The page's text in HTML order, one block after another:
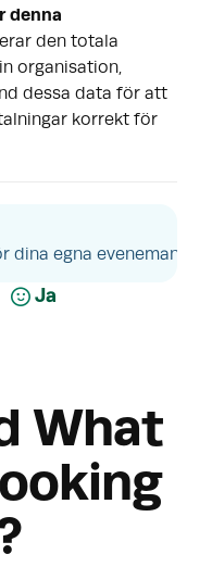
denna
den totala
organisation,
dessa data för att
korrekt för
dina egna evenemang
hjälp?
Ja
What